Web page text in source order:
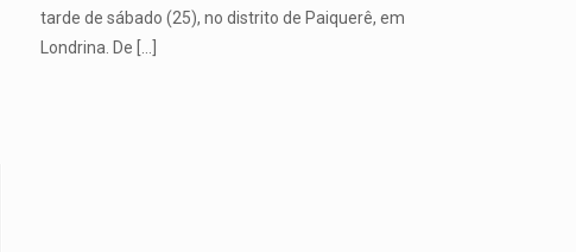
tarde de sábado (25), no distrito de Paiquerê, em
Londrina. De